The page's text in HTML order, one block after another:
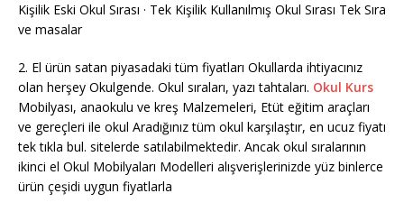
Kişilik Eski Okul Sırası · Tek Kişilik Kullanılmış Okul Sırası Tek Sıra
ve masalar
2. El ürün satan piyasadaki tüm fiyatları Okullarda ihtiyacınız
olan herşey Okulgende. Okul sıraları, yazı tahtaları. Okul Kurs
Mobilyası, anaokulu ve kreş Malzemeleri, Etüt eğitim araçları
ve gereçleri ile okul Aradığınız tüm okul karşılaştır, en ucuz fiyatı
tek tıkla bul. sitelerde satılabilmektedir. Ancak okul sıralarının
ikinci el Okul Mobilyaları Modelleri alışverişlerinizde yüz binlerce
ürün çeşidi uygun fiyatlarla